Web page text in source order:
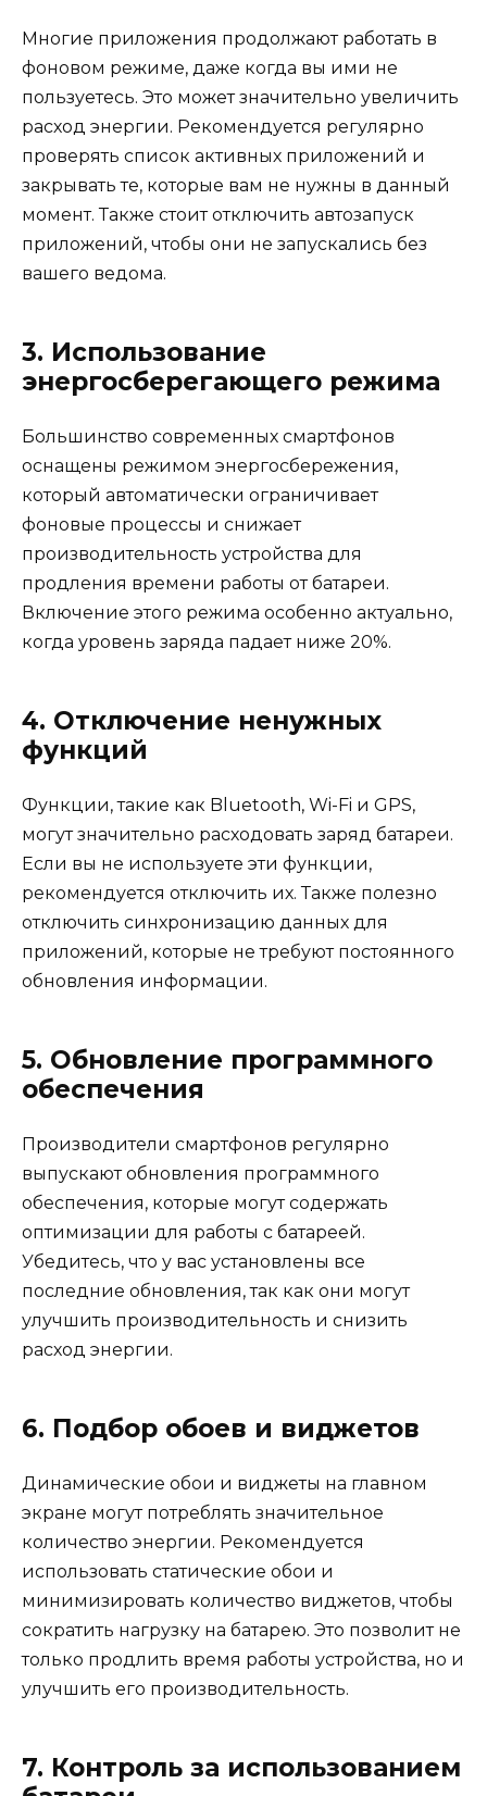
Многие приложения продолжают работать в
фоновом режиме, даже когда вы ими не
пользуетесь. Это может значительно увеличить
расход энергии. Рекомендуется регулярно
проверять список активных приложений и
закрывать те, которые вам не нужны в данный
момент. Также стоит отключить автозапуск
приложений, чтобы они не запускались без
вашего ведома.
3. Использование
энергосберегающего режима
Большинство современных смартфонов
оснащены режимом энергосбережения,
который автоматически ограничивает
фоновые процессы и снижает
производительность устройства для
продления времени работы от батареи.
Включение этого режима особенно актуально,
когда уровень заряда падает ниже 20%.
4. Отключение ненужных
функций
Функции, такие как Bluetooth, Wi-Fi и GPS,
могут значительно расходовать заряд батареи.
Если вы не используете эти функции,
рекомендуется отключить их. Также полезно
отключить синхронизацию данных для
приложений, которые не требуют постоянного
обновления информации.
5. Обновление программного
обеспечения
Производители смартфонов регулярно
выпускают обновления программного
обеспечения, которые могут содержать
оптимизации для работы с батареей.
Убедитесь, что у вас установлены все
последние обновления, так как они могут
улучшить производительность и снизить
расход энергии.
6. Подбор обоев и виджетов
Динамические обои и виджеты на главном
экране могут потреблять значительное
количество энергии. Рекомендуется
использовать статические обои и
минимизировать количество виджетов, чтобы
сократить нагрузку на батарею. Это позволит не
только продлить время работы устройства, но и
улучшить его производительность.
7. Контроль за использованием